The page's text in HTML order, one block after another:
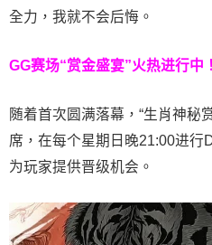
全力，我就不会后悔。
GG赛场“赏金盛宴”火热进行中！
随着首次圆满落幕，“生肖神秘
席，在每个星期日晚21:00进行
为玩家提供晋级机会。